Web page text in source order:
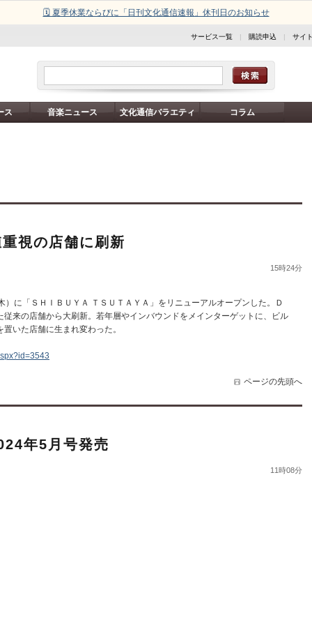
🗓️ 夏季休業ならびに「日刊文化通信速報」休刊日のお知らせ
サービス一覧 | 購読申込 | サイ
ス 音楽ニュース 文化通信バラエティ コラム
視の店舗に刷新
15時24分
に「ＳＨＩＢＵＹＡ ＴＳＵＴＡＹＡ」をリニューアルオープンした。Ｄ
来の店舗から大刷新。若年層やインバウンドをメインターゲットに、ビル
いた店舗に生まれ変わった。
ページの先頭へ
年5月号発売
11時08分